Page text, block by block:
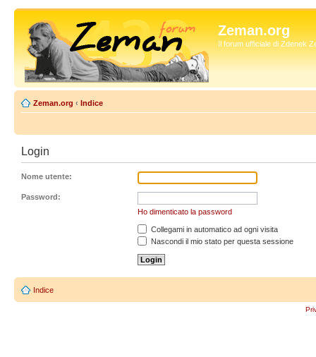
Zeman.org
Il forum ufficiale di Zdenek
Zeman.org ‹ Indice
Login
Nome utente:
Password:
Ho dimenticato la password
Collegami in automatico ad ogni visita
Nascondi il mio stato per questa sessione
Indice